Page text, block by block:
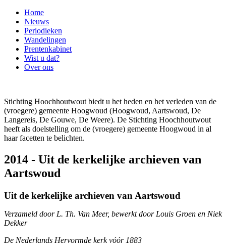
Home
Nieuws
Periodieken
Wandelingen
Prentenkabinet
Wist u dat?
Over ons
Stichting Hoochhoutwout biedt u het heden en het verleden van de
(vroegere) gemeente Hoogwoud (Hoogwoud, Aartswoud, De
Langereis, De Gouwe, De Weere). De Stichting Hoochhoutwout
heeft als doelstelling om de (vroegere) gemeente Hoogwoud in al
haar facetten te belichten.
2014 - Uit de kerkelijke archieven van
Aartswoud
Uit de kerkelijke archieven van Aartswoud
Verzameld door L. Th. Van Meer, bewerkt door Louis Groen en Niek
Dekker
De Nederlands Hervormde kerk vóór 1883